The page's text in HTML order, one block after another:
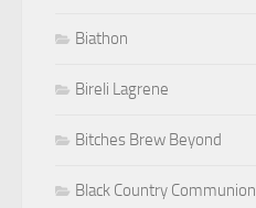
Biathon
Bireli Lagrene
Bitches Brew Beyond
Black Country Communion